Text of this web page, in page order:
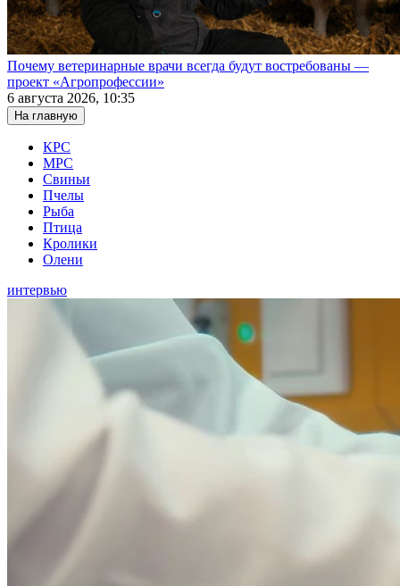
Почему ветеринарные врачи всегда будут востребованы —
проект «Агропрофессии»
6 августа 2026, 10:35
На главную
КРС
МРС
Свиньи
Пчелы
Рыба
Птица
Кролики
Олени
интервью